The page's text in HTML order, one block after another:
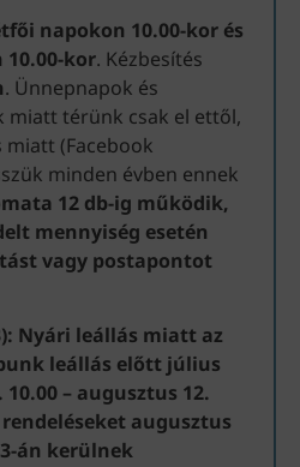
napokon 10.00-kor és
kor. Kézbesítés
. Ünnepnapok és
miatt térünk csak el ettől,
(Facebook
minden évben ennek
12 db-ig működik,
mennyiség esetén
vagy postapontot
Nyári leállás miatt az
leállás előtt július
10.00 – augusztus 12.
augusztus
án kerülnek